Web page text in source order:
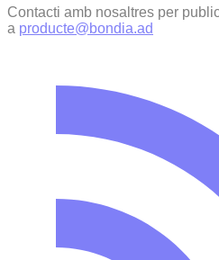
Contacti amb nosaltres per
a producte@bondia.ad